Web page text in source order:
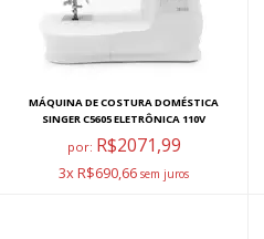
MÁQUINA DE COSTURA DOMÉSTICA
SINGER C5605 ELETRÔNICA 110V
por: R$2071,99
3x R$690,66